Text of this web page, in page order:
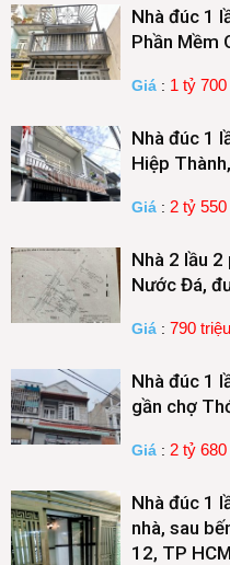
Nhà đúc 1
Phần Mềm
Giá : 1 tỷ
Nhà đúc 1
Hiệp
Giá : 2 tỷ
Nhà 2 lầu
Nước Đá,
Giá : 790
Nhà đúc 1
gần chợ
Giá : 2 tỷ
Nhà đúc 1
nhà, sau
12, TP HCM